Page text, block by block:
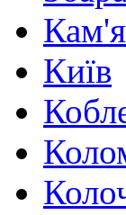
Київ